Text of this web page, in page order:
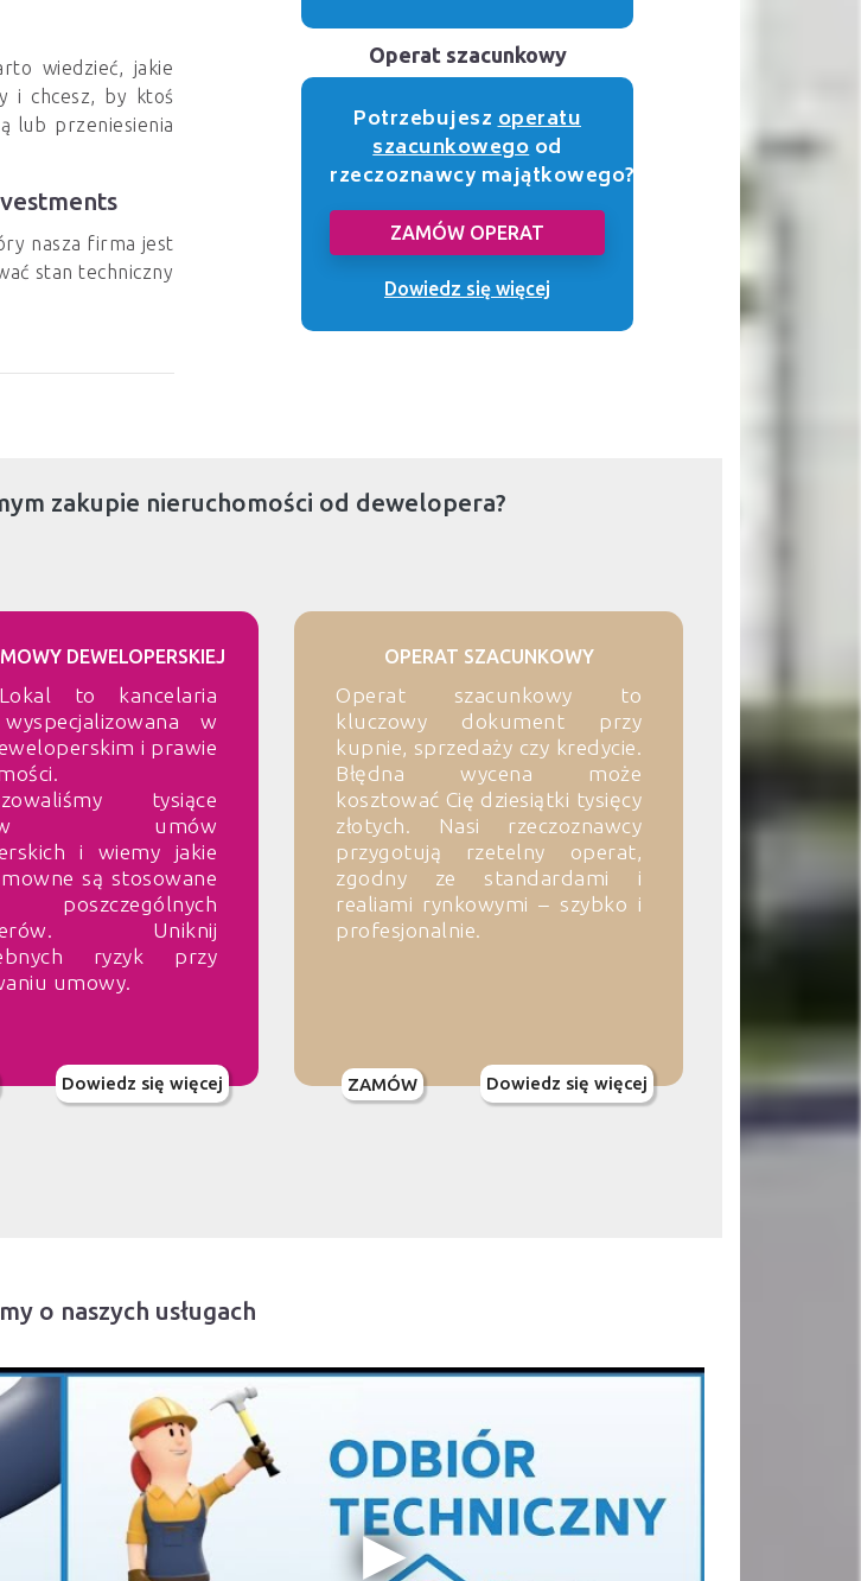
wiedzieć, jakie
i chcesz, by ktoś
lub przeniesienia
nasza firma jest
stan techniczny
Operat szacunkowy
Potrzebujeszoperatu
szacunkowegood
rzeczoznawcy majątkowego?
ZAMÓW OPERAT
Dowiedz się więcej
zakupie nieruchomości od dewelopera?
DEWELOPERSKIEJ
to kancelaria
w
i prawie
tysiące
umów
i wiemy jakie
są stosowane
Uniknij
ryzyk przy
umowy.
Dowiedz się więcej
OPERAT SZACUNKOWY
Operat szacunkowy to
kluczowy dokument przy
kupnie, sprzedaży czy kredycie.
Błędna wycena może
kosztować Cię dziesiątki tysięcy
złotych. Nasi rzeczoznawcy
przygotują rzetelny operat,
zgodny ze standardami i
realiami rynkowymi – szybko i
profesjonalnie.
ZAMÓW Dowiedz się więcej
o naszych usługach